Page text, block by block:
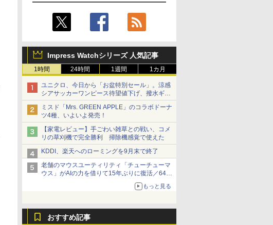
Impress Watchシリーズ 人気記事
1時間 24時間 1週間 1カ月
ユニクロ、今日から「お盆特別セール」。涼感
シアサッカーワンピース待望値下げ、撥水ギア
ショーツは1990円に
ミスド「Mrs. GREEN APPLE」のコラボドーナ
ツ4種、いよいよ発売！
【家電レビュー】手ごわい雑草との戦い、コメ
リの草刈機で完全勝利 掃除機感覚で使えた
KDDI、楽天へのローミングを9月末で終了
老舗のマウスユーティリティ「チューチューマ
ウス」がAIの力を借りて15年ぶりに復活／64bit
化、Windows 10/11、「Chrome」も走り回
る。復活記念で2026年末まで500円
もっと見る
おすすめ記事